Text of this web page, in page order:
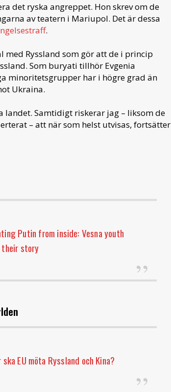
det ryska angreppet. Hon skrev om de
av teatern i Mariupol. Det är dessa
.
Ryssland som gör att de i princip
Som buryati tillhör Evgenia
minoritetsgrupper har i högre grad än
Ukraina.
landet. Samtidigt riskerar jag – liksom de
– att när som helst utvisas, fortsätter
Putin from inside: Vesna youth
story
EU möta Ryssland och Kina?